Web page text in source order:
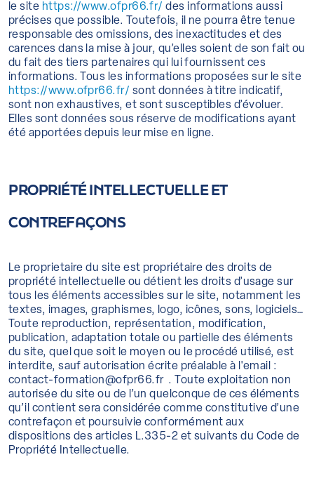
le site https://www.ofpr66.fr/ des informations aussi
précises que possible. Toutefois, il ne pourra être tenue
responsable des omissions, des inexactitudes et des
carences dans la mise à jour, qu’elles soient de son fait ou
du fait des tiers partenaires qui lui fournissent ces
informations. Tous les informations proposées sur le site
https://www.ofpr66.fr/ sont données à titre indicatif,
sont non exhaustives, et sont susceptibles d’évoluer.
Elles sont données sous réserve de modifications ayant
été apportées depuis leur mise en ligne.
PROPRIÉTÉ INTELLECTUELLE ET
CONTREFAÇONS
Le proprietaire du site est propriétaire des droits de
propriété intellectuelle ou détient les droits d’usage sur
tous les éléments accessibles sur le site, notamment les
textes, images, graphismes, logo, icônes, sons, logiciels…
Toute reproduction, représentation, modification,
publication, adaptation totale ou partielle des éléments
du site, quel que soit le moyen ou le procédé utilisé, est
interdite, sauf autorisation écrite préalable à l'email :
contact-formation@ofpr66.fr . Toute exploitation non
autorisée du site ou de l’un quelconque de ces éléments
qu’il contient sera considérée comme constitutive d’une
contrefaçon et poursuivie conformément aux
dispositions des articles L.335-2 et suivants du Code de
Propriété Intellectuelle.